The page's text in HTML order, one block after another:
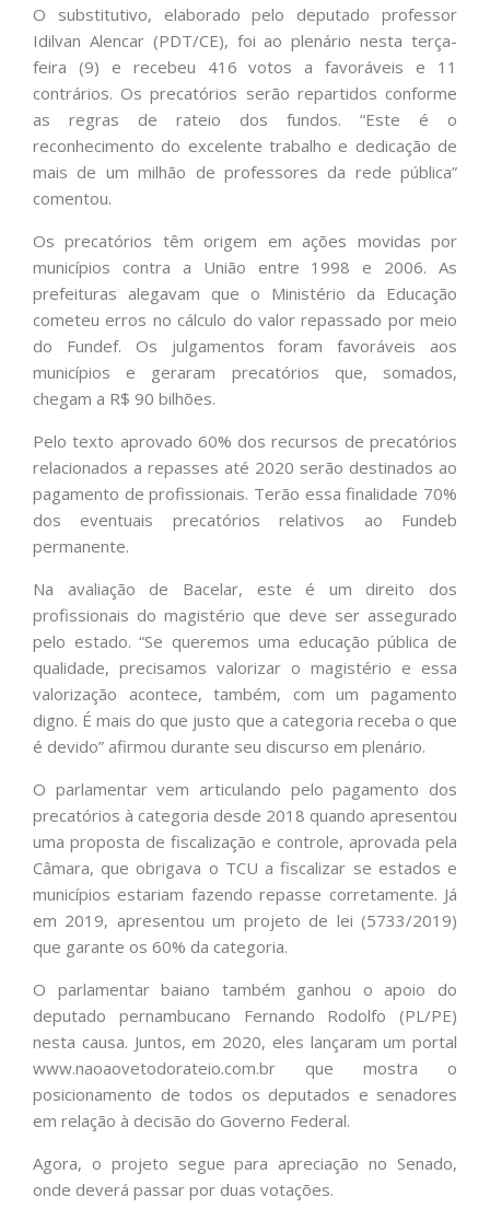
O substitutivo, elaborado pelo deputado professor
Idilvan Alencar (PDT/CE), foi ao plenário nesta terça-
feira (9) e recebeu 416 votos a favoráveis e 11
contrários. Os precatórios serão repartidos conforme
as regras de rateio dos fundos. “Este é o
reconhecimento do excelente trabalho e dedicação de
mais de um milhão de professores da rede pública”
comentou.
Os precatórios têm origem em ações movidas por
municípios contra a União entre 1998 e 2006. As
prefeituras alegavam que o Ministério da Educação
cometeu erros no cálculo do valor repassado por meio
do Fundef. Os julgamentos foram favoráveis aos
municípios e geraram precatórios que, somados,
chegam a R$ 90 bilhões.
Pelo texto aprovado 60% dos recursos de precatórios
relacionados a repasses até 2020 serão destinados ao
pagamento de profissionais. Terão essa finalidade 70%
dos eventuais precatórios relativos ao Fundeb
permanente.
Na avaliação de Bacelar, este é um direito dos
profissionais do magistério que deve ser assegurado
pelo estado. “Se queremos uma educação pública de
qualidade, precisamos valorizar o magistério e essa
valorização acontece, também, com um pagamento
digno. É mais do que justo que a categoria receba o que
é devido” afirmou durante seu discurso em plenário.
O parlamentar vem articulando pelo pagamento dos
precatórios à categoria desde 2018 quando apresentou
uma proposta de fiscalização e controle, aprovada pela
Câmara, que obrigava o TCU a fiscalizar se estados e
municípios estariam fazendo repasse corretamente. Já
em 2019, apresentou um projeto de lei (5733/2019)
que garante os 60% da categoria.
O parlamentar baiano também ganhou o apoio do
deputado pernambucano Fernando Rodolfo (PL/PE)
nesta causa. Juntos, em 2020, eles lançaram um portal
www.naoaovetodorateio.com.br que mostra o
posicionamento de todos os deputados e senadores
em relação à decisão do Governo Federal.
Agora, o projeto segue para apreciação no Senado,
onde deverá passar por duas votações.